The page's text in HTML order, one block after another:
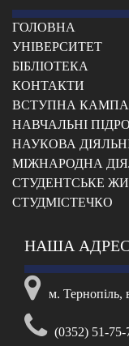
ГОЛОВНА
УНІВЕРСИТЕТ
БІБЛІОТЕКА
КОНТАКТИ
ВСТУПНА
НАВЧАЛЬНІ
НАУКОВА
МІЖНАРОДНА
CТУДЕНТСЬКЕ
CТУДМІСТЕЧКО
НАША
м. Тернопіль,
(0352) 51-75-